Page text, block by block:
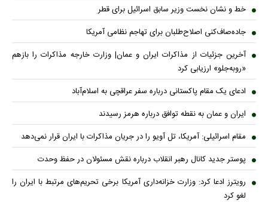
خط و نشان نخست وزیر سابق اسرائیل برای قطر
جاده‌صاف‌کنی اصلاح‌طلبان برای تهاجم نظامی آمریکا
آخرین جزئیات از مذاکرات ایران و عمان| وزارت خارجه مذاکرات را بازهم
«روبه‌جلو» ارزیابی کرد
ادعای یک مقام پاکستانی درباره سفر عراقچی به اسلام‌آباد
ایران و عمان به نقطه توافق درباره هرمز رسیدند
مقام اسرائیلی: آمریکا، تل آویو را در جریان مذاکرات با ایران قرار نمی‌دهد
پوستر جدید کانال رهبر انقلاب درباره نقش مسئولان در حفظ وحدت
رویترز ادعا کرد: وزارت خزانه‌داری آمریکا برخی تحریم‌های مرتبط با ایران را
لغو کرد